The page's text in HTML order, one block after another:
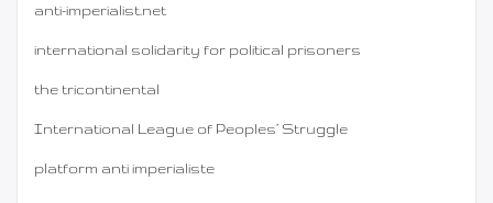
anti-imperialist.net
international solidarity for political prisoners
the tricontinental
International League of Peoples’ Struggle
platform anti imperialiste